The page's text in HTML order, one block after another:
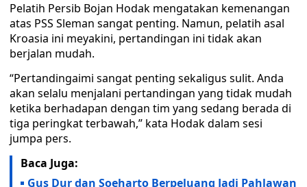
Pelatih Persib Bojan Hodak mengatakan kemenangan
atas PSS Sleman sangat penting. Namun, pelatih asal
Kroasia ini meyakini, pertandingan ini tidak akan
berjalan mudah.
“Pertandingaimi sangat penting sekaligus sulit. Anda
akan selalu menjalani pertandingan yang tidak mudah
ketika berhadapan dengan tim yang sedang berada di
tiga peringkat terbawah,” kata Hodak dalam sesi
jumpa pers.
Baca Juga:
Gus Dur dan Soeharto Berpeluang Jadi Pahlawan